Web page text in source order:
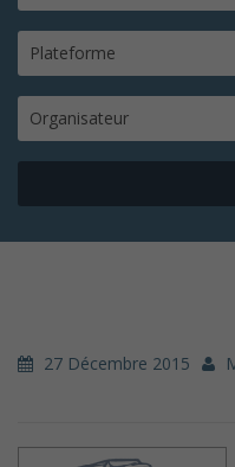
Plateforme
Organisateur
27 Décembre 2015